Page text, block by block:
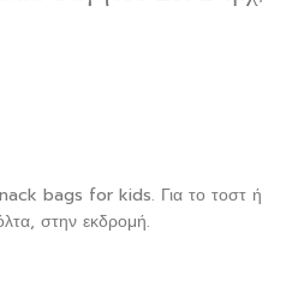
bags for kids. Για το τοστ ή
στην εκδρομή.